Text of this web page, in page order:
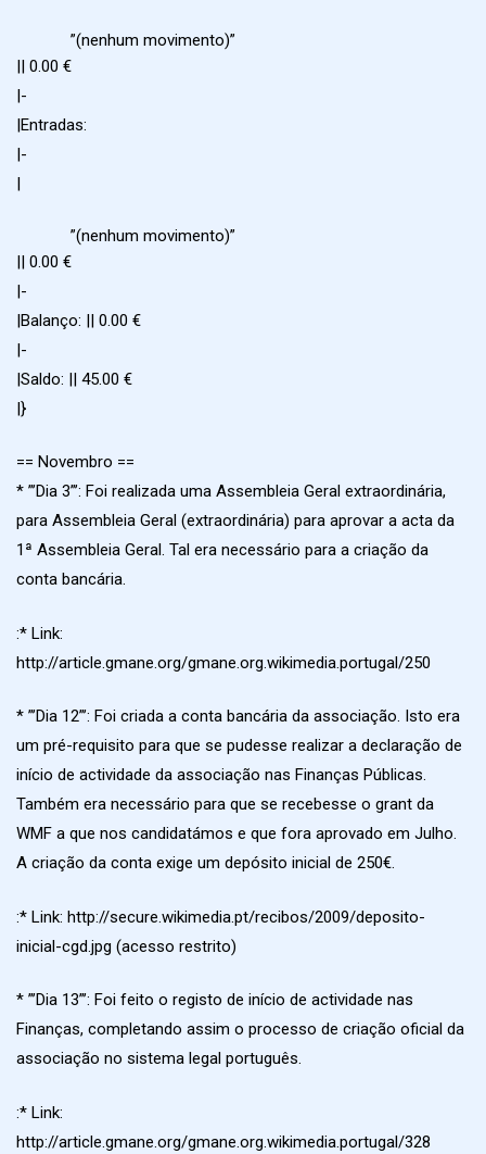
”(nenhum movimento)”
|| 0.00 €
|-
|Entradas:
|-
|
”(nenhum movimento)”
|| 0.00 €
|-
|Balanço: || 0.00 €
|-
|Saldo: || 45.00 €
|}
== Novembro ==
* ”’Dia 3”’: Foi realizada uma Assembleia Geral extraordinária,
para Assembleia Geral (extraordinária) para aprovar a acta da
1ª Assembleia Geral. Tal era necessário para a criação da
conta bancária.
:* Link:
http://article.gmane.org/gmane.org.wikimedia.portugal/250
* ”’Dia 12”’: Foi criada a conta bancária da associação. Isto era
um pré-requisito para que se pudesse realizar a declaração de
início de actividade da associação nas Finanças Públicas.
Também era necessário para que se recebesse o grant da
WMF a que nos candidatámos e que fora aprovado em Julho.
A criação da conta exige um depósito inicial de 250€.
:* Link: http://secure.wikimedia.pt/recibos/2009/deposito-
inicial-cgd.jpg (acesso restrito)
* ”’Dia 13”’: Foi feito o registo de início de actividade nas
Finanças, completando assim o processo de criação oficial da
associação no sistema legal português.
:* Link:
http://article.gmane.org/gmane.org.wikimedia.portugal/328